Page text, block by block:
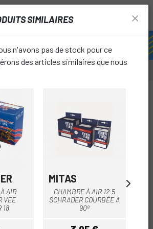
SIMILAIRES
n'avons pas de stock pour ce
des articles similaires que nous
AIR
VEE
18
MITAS
CHAMBRE À AIR 12.5
SCHRADER COURBÉE À
90º